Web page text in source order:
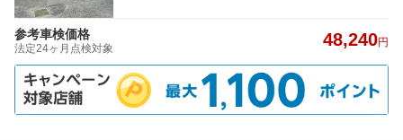
参考車検価格
法定24ヶ月点検対象 48,240円